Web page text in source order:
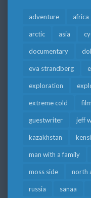
adventure africa
arctic asia
documentary
eva strandberg
exploration
extreme cold
guestwriter jeff
kazakhstan
man with a family
moss side north
russia sanaa